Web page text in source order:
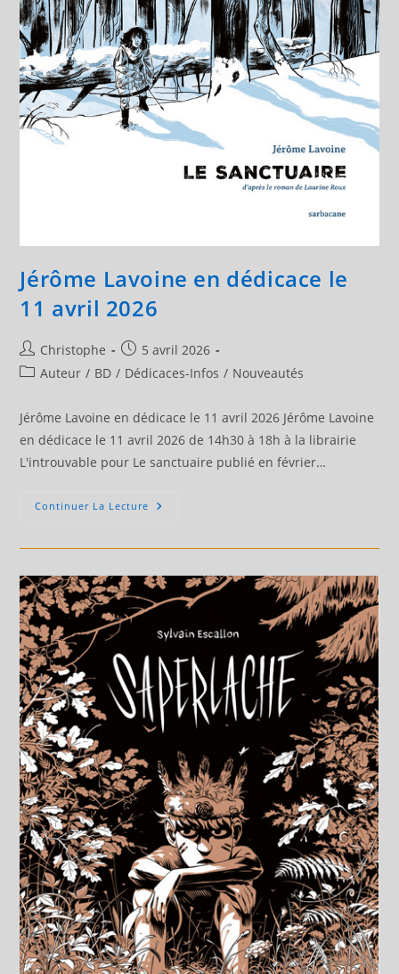
Jérôme Lavoine en dédicace le
11 avril 2026
Auteur/autrice
de
Christophe
Publication
publiée :
5 avril 2026
PostAuteur / BD / Dédicaces-Infos / Nouveautés
Jérôme Lavoine en dédicace le 11 avril 2026 Jérôme Lavoine
en dédicace le 11 avril 2026 de 14h30 à 18h à la librairie
L'introuvable pour Le sanctuaire publié en février…
Continuer La Lecture Jérôme
Avril
2026